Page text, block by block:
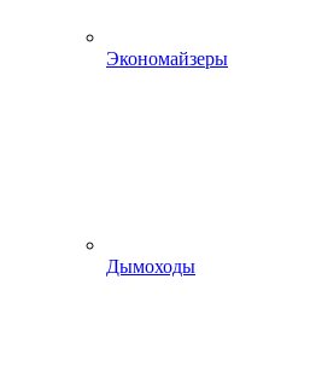
Экономайзеры
Дымоходы